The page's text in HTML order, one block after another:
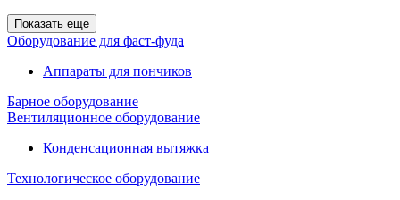
Показать еще
Оборудование для фаст-фуда
Аппараты для пончиков
Барное оборудование
Вентиляционное оборудование
Конденсационная вытяжка
Технологическое оборудование